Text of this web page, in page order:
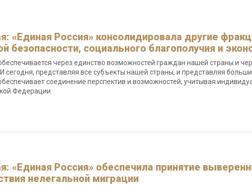
«Единая Россия» консолидировала другие
безопасности, социального благополучия и
через единство возможностей граждан нашей страны и
сегодня, представляя все субъекты нашей страны, и представляя
соединение перспектив и возможностей, учитывая
Федерации
«Единая Россия» обеспечила принятие
нелегальной миграции